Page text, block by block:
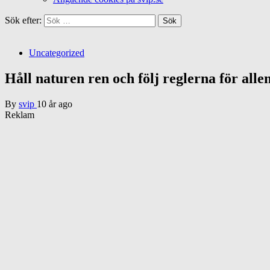
Sök efter:
Uncategorized
Håll naturen ren och följ reglerna för
By svip 10 år ago
Reklam